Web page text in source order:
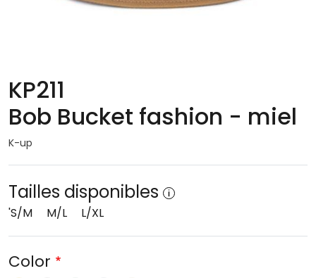
KP211
Bob Bucket fashion - miel
K-up
Tailles disponibles
'S/M M/L L/XL
Color